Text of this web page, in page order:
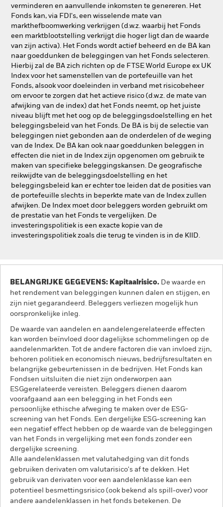
verminderen en aanvullende inkomsten te genereren. Het
Fonds kan, via FDI's, een wisselende mate van
markthefboomwerking verkrijgen (d.w.z. waarbij het Fonds
een marktblootstelling verkrijgt die hoger ligt dan de waarde
van zijn activa). Het Fonds wordt actief beheerd en de BA kan
naar goeddunken de beleggingen van het Fonds selecteren.
Hierbij zal de BA zich richten op de FTSE World Europe ex UK
Index voor het samenstellen van de portefeuille van het
Fonds, alsook voor doeleinden in verband met risicobeheer
om ervoor te zorgen dat het actieve risico (d.w.z. de mate van
afwijking van de index) dat het Fonds neemt, op het juiste
niveau blijft met het oog op de beleggingsdoelstelling en het
beleggingsbeleid van het Fonds. De BA is bij de selectie van
beleggingen niet gebonden aan de onderdelen of de weging
van de Index. De BA kan ook naar goeddunken beleggen in
effecten die niet in de Index zijn opgenomen om gebruik te
maken van specifieke beleggingskansen. De geografische
reikwijdte van de beleggingsdoelstelling en het
beleggingsbeleid kan er echter toe leiden dat de posities van
de portefeuille slechts in beperkte mate van de Index zullen
afwijken. De Index moet door beleggers worden gebruikt om
de prestatie van het Fonds te vergelijken. De
investeringspolitiek is een exacte kopie van de
investeringspolitiek zoals die terug te vinden is in de KIID.
BELANGRIJKE GEGEVENS: Kapitaalrisico. De waarde en
het rendement van beleggingen kunnen dalen en stijgen, en
zijn niet gegarandeerd. Beleggers verliezen mogelijk hun
oorspronkelijke inleg.
De waarde van aandelen en aandelengerelateerde effecten
kan worden beïnvloed door dagelijkse schommelingen op de
aandelenmarkten. Tot de andere factoren die van invloed zijn,
behoren politiek en economisch nieuws, bedrijfsresultaten en
belangrijke gebeurtenissen in de bedrijven. Het Fonds kan
Fondsen uitsluiten die niet zijn onderworpen aan
ESGgerelateerde vereisten. Beleggers dienen daarom
voorafgaand aan een belegging in het Fonds een
persoonlijke ethische afweging te maken over de ESG-
screening van het Fonds. Een dergelijke ESG-screening kan
een negatief effect hebben op de waarde van de beleggingen
van het Fonds in vergelijking met een fonds zonder een
dergelijke screening.
Alle aandelenklassen met valutahedging van dit fonds
gebruiken derivaten om valutarisico's af te dekken. Het
gebruik van derivaten voor een aandelenklasse kan een
potentieel besmettingsrisico (ook bekend als spill-over) voor
andere aandelenklassen in het fonds betekenen. De